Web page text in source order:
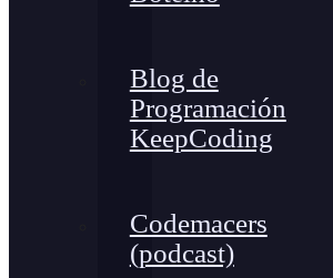
Blog de
Programación
KeepCoding
Codemacers
(podcast)